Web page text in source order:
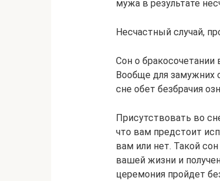
мужа в результате
Несчастный случай,
Сон о
Вообще для замужних
сне обет безбрачия
Присутствовать во
что вам предстоит
вам или нет. Такой
вашей жизни и
церемония пройдет